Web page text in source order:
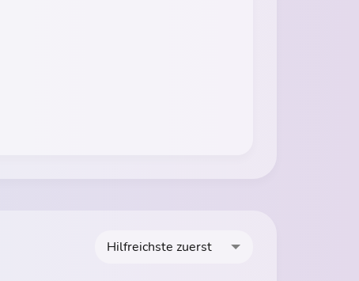
Hilfreichste zuerst